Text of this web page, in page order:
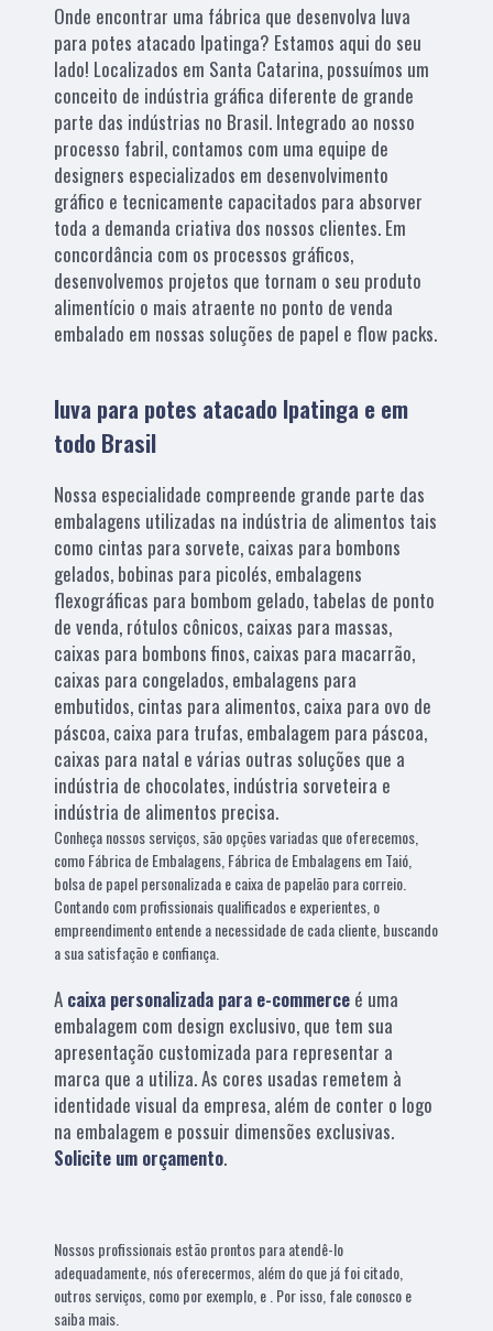
Onde encontrar uma fábrica que desenvolva luva
para potes atacado Ipatinga? Estamos aqui do seu
lado! Localizados em Santa Catarina, possuímos um
conceito de indústria gráfica diferente de grande
parte das indústrias no Brasil. Integrado ao nosso
processo fabril, contamos com uma equipe de
designers especializados em desenvolvimento
gráfico e tecnicamente capacitados para absorver
toda a demanda criativa dos nossos clientes. Em
concordância com os processos gráficos,
desenvolvemos projetos que tornam o seu produto
alimentício o mais atraente no ponto de venda
embalado em nossas soluções de papel e flow packs.
luva para potes atacado Ipatinga e em
todo Brasil
Nossa especialidade compreende grande parte das
embalagens utilizadas na indústria de alimentos tais
como cintas para sorvete, caixas para bombons
gelados, bobinas para picolés, embalagens
flexográficas para bombom gelado, tabelas de ponto
de venda, rótulos cônicos, caixas para massas,
caixas para bombons finos, caixas para macarrão,
caixas para congelados, embalagens para
embutidos, cintas para alimentos, caixa para ovo de
páscoa, caixa para trufas, embalagem para páscoa,
caixas para natal e várias outras soluções que a
indústria de chocolates, indústria sorveteira e
indústria de alimentos precisa.
Conheça nossos serviços, são opções variadas que oferecemos,
como Fábrica de Embalagens, Fábrica de Embalagens em Taió,
bolsa de papel personalizada e caixa de papelão para correio.
Contando com profissionais qualificados e experientes, o
empreendimento entende a necessidade de cada cliente, buscando
a sua satisfação e confiança.
A caixa personalizada para e-commerce é uma
embalagem com design exclusivo, que tem sua
apresentação customizada para representar a
marca que a utiliza. As cores usadas remetem à
identidade visual da empresa, além de conter o logo
na embalagem e possuir dimensões exclusivas.
Solicite um orçamento.
Nossos profissionais estão prontos para atendê-lo
adequadamente, nós oferecermos, além do que já foi citado,
outros serviços, como por exemplo, e . Por isso, fale conosco e
saiba mais.